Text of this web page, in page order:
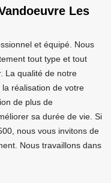
Les
et équipé. Nous
tout type et tout
La qualité de notre
réalisation de votre
de plus de
sa durée de vie. Si
nous vous invitons de
Nous travaillons dans